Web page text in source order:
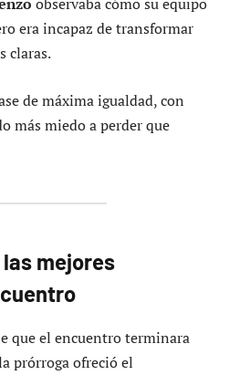
era incapaz de transformar
claras.
de máxima igualdad, con
más miedo a perder que
mejores
que el encuentro terminara
prórroga ofreció el